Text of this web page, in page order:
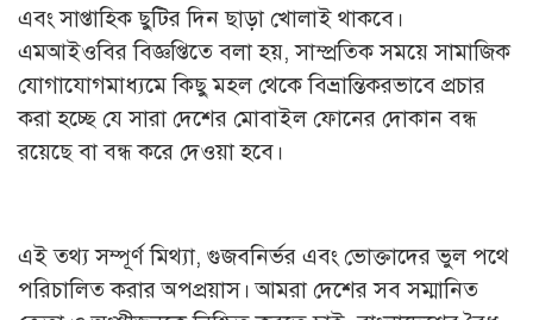
এবং সাপ্তাহিক ছুটির দিন ছাড়া খোলাই থাকবে।
এমআইওবির বিজ্ঞপ্তিতে বলা হয়, সাম্প্রতিক সময়ে সামাজিক
যোগাযোগমাধ্যমে কিছু মহল থেকে বিভ্রান্তিকরভাবে প্রচার
করা হচ্ছে যে সারা দেশের মোবাইল ফোনের দোকান বন্ধ
রয়েছে বা বন্ধ করে দেওয়া হবে।
এই তথ্য সম্পূর্ণ মিথ্যা, গুজবনির্ভর এবং ভোক্তাদের ভুল পথে
পরিচালিত করার অপপ্রয়াস। আমরা দেশের সব সম্মানিত